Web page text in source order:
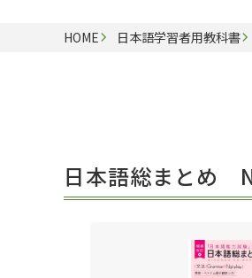
留
練習
日本
カ
ド
語学
多言
HOME 日本語学習者用教科書
日本語総まとめ